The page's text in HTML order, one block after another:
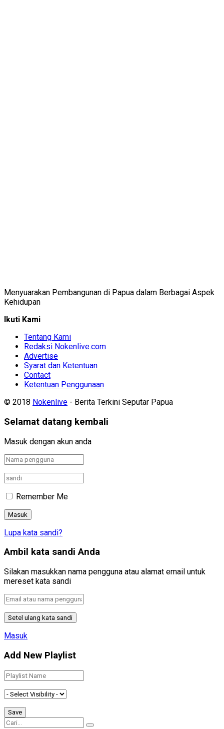
Menyuarakan Pembangunan di Papua dalam Berbagai Aspek
Kehidupan
Ikuti Kami
Tentang Kami
Redaksi Nokenlive.com
Advertise
Syarat dan Ketentuan
Contact
Ketentuan Penggunaan
© 2018 Nokenlive - Berita Terkini Seputar Papua
Selamat datang kembali
Masuk dengan akun anda
Remember Me
Lupa kata sandi?
Ambil kata sandi Anda
Silakan masukkan nama pengguna atau alamat email untuk
mereset kata sandi
Masuk
Add New Playlist